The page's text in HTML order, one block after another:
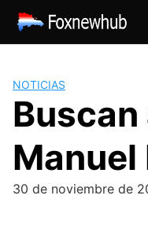
Saltar
contenido
NOTICIAS
Buscan
Manuel
30 de noviembre de